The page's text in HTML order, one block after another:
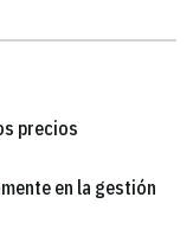
precios
en la gestión